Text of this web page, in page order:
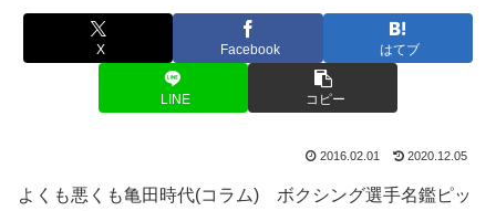
X Facebook はてブ
LINE コピー
2016.02.01 2020.12.05
よくも悪くも亀田時代(コラム) ボクシング選手名鑑ピッ